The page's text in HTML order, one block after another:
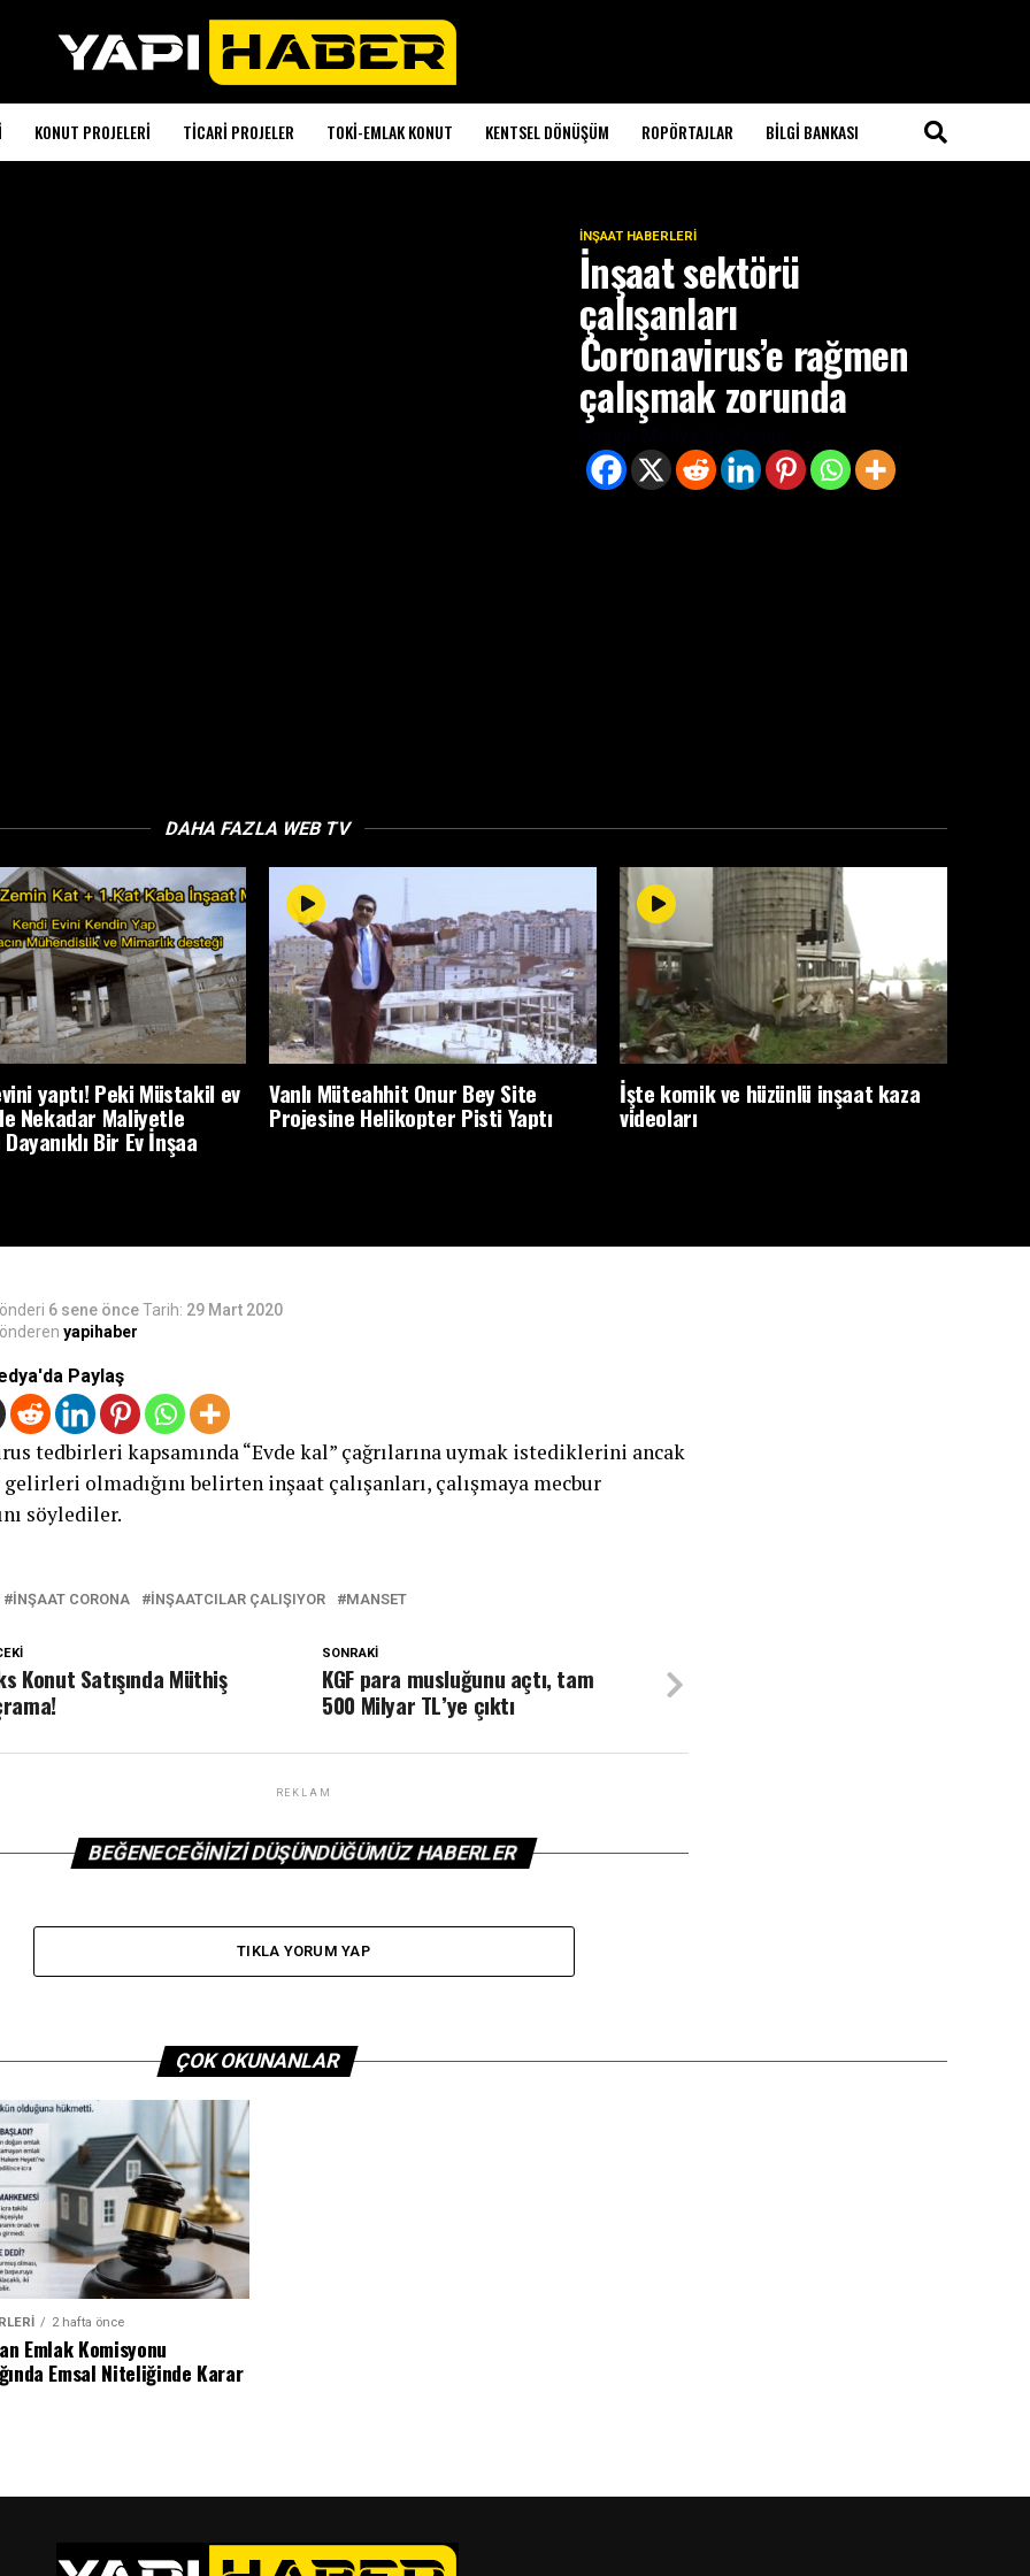
KONUT PROJELERI TICARI PROJELER TOKI-EMLAK KONUT KENTSEL DÖNÜŞÜM ROPÖRTAJLAR BILGI BANKASI
İNŞAAT HABERLERI
İnşaat sektörü
çalışanları
Coronavirus’e rağmen
çalışmak zorunda
DAHA FAZLA WEB TV
yaptı! Peki Müstakil ev
Nekadar Maliyetle
Bir Ev İnşaa
Vanlı Müteahhit Onur Bey Site
Projesine Helikopter Pisti Yaptı
İşte komik ve hüzünlü inşaat kaza
videoları
6 sene önceTarih: 29 Mart 2020
yapihaber
Paylaş
tedbirleri kapsamında “Evde kal” çağrılarına uymak istediklerini ancak
olmadığını belirten inşaat çalışanları, çalışmaya mecbur
söylediler.
INŞAAT CORONA INŞAATCILAR ÇALIŞIYOR MANSET
SONRAKI
KGF para musluğunu açtı, tam
500 Milyar TL’ye çıktı
Konut Satışında Müthiş
REKLAM
BEĞENECEĞINIZI DÜŞÜNDÜĞÜMÜZ HABERLER
TIKLA YORUM YAP
ÇOK OKUNANLAR
2 hafta önce
Emlak Komisyonu
Emsal Niteliğinde Karar